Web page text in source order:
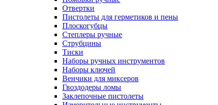
Отвертки
Пистолеты для герметиков и пены
Плоскогубцы
Степлеры ручные
Струбцины
Тиски
Наборы ручных инструментов
Наборы ключей
Венчики для миксеров
Гвоздодеры ломы
Заклепочные пистолеты